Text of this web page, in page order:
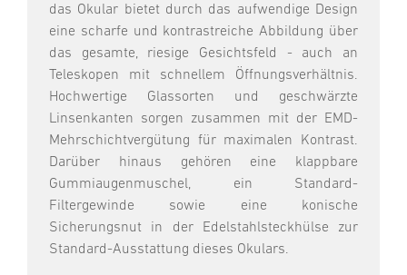
das Okular bietet durch das aufwendige Design
eine scharfe und kontrastreiche Abbildung über
das gesamte, riesige Gesichtsfeld - auch an
Teleskopen mit schnellem Öffnungsverhältnis.
Hochwertige Glassorten und geschwärzte
Linsenkanten sorgen zusammen mit der EMD-
Mehrschichtvergütung für maximalen Kontrast.
Darüber hinaus gehören eine klappbare
Gummiaugenmuschel, ein Standard-
Filtergewinde sowie eine konische
Sicherungsnut in der Edelstahlsteckhülse zur
Standard-Ausstattung dieses Okulars.